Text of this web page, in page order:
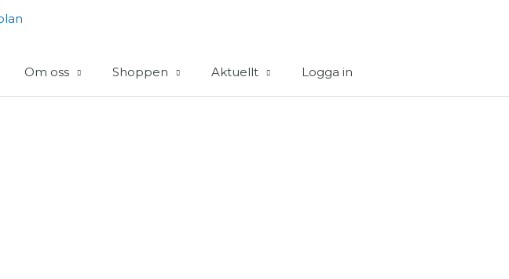
Om oss Shoppen Aktuellt Logga in